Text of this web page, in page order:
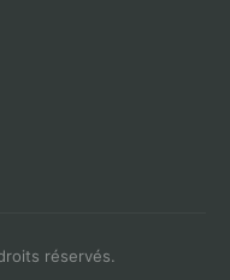
réservés.